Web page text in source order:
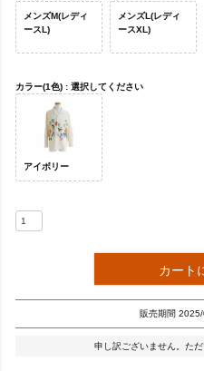
メンズM(レディ
ースL)
メンズL(レディ
ースXL)
カラー(1色) 選択してください
アイボリー
カート
販売期間
申し訳ございません。た